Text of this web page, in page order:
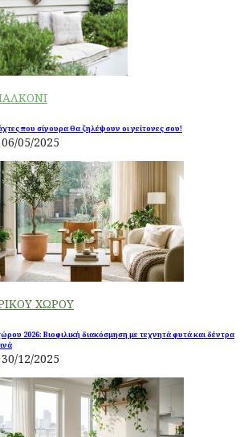
που σίγουρα θα ζηλέψουν οι γείτονες σου!
06/05/2025
ΧΩΡΟΥ
2026: Βιοφιλική διακόσμηση με τεχνητά φυτά και δέντρα
30/12/2025